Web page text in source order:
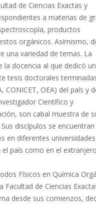
de Ciencias Exactas y
a materias de
productos
orgánicos. Asimismo,
una variedad de temas. La
docencia al que dedicó
tesis doctorales
OEA) del país y
Científico y
son cabal muestra de
discípulos se encuentran
en diferentes
país como en el
Físicos en Química
Facultad de Ciencias
desde sus comienzos,